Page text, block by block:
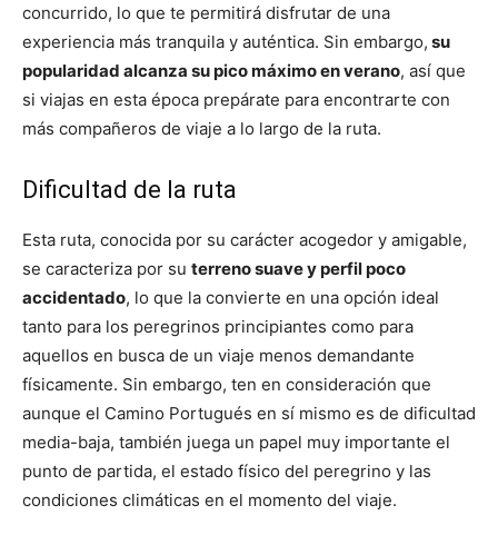
concurrido, lo que te permitirá disfrutar de una
experiencia más tranquila y auténtica. Sin embargo, su
popularidad alcanza su pico máximo en verano, así que
si viajas en esta época prepárate para encontrarte con
más compañeros de viaje a lo largo de la ruta.
Dificultad de la ruta
Esta ruta, conocida por su carácter acogedor y amigable,
se caracteriza por su terreno suave y perfil poco
accidentado, lo que la convierte en una opción ideal
tanto para los peregrinos principiantes como para
aquellos en busca de un viaje menos demandante
físicamente. Sin embargo, ten en consideración que
aunque el Camino Portugués en sí mismo es de dificultad
media-baja, también juega un papel muy importante el
punto de partida, el estado físico del peregrino y las
condiciones climáticas en el momento del viaje.